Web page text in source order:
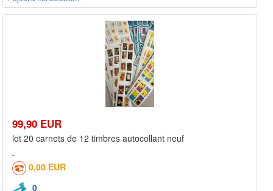
99,90 EUR
lot 20 carnets de 12 timbres autocollant neuf
0,00 EUR
0